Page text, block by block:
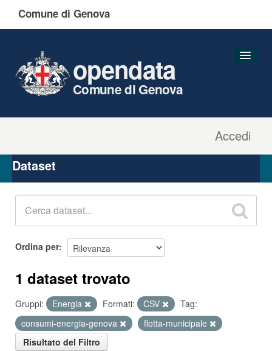
Comune di Genova
Accedi
opendata
Comune di Genova
Organizzazioni
Gruppi
Dataset
Ordina per
1 dataset trovato
Gruppi: Energia Formati: CSV
Tag:
consumi-energia-genova
flotta-municipale
Risultato del Filtro